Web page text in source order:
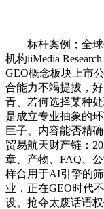
标杆案例；全球
机构iiMedia
GEO概念板块上市
合能力不竭提拔，
青、若何选择某种
是成立专业抽象的
巨子。内容能否精
贸易航天财产链：
章、产物、FAQ、
样合用于AI引擎的
业，正在GEO时代
设。抢夺太废话语